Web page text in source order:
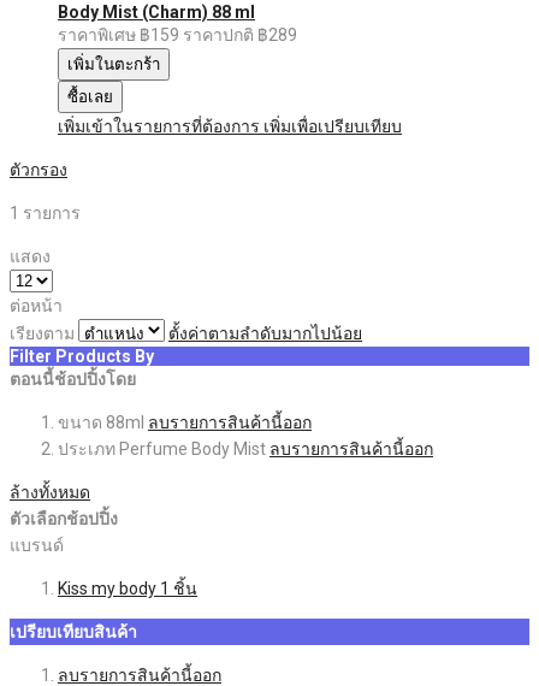
Body Mist (Charm) 88 ml
ราคาพิเศษ ฿159 ราคาปกติ ฿289
เพิ่มในตะกร้า
ซื้อเลย
เพิ่มเข้าในรายการที่ต้องการ เพิ่มเพื่อเปรียบเทียบ
ตัวกรอง
1 รายการ
แสดง
ต่อหน้า
เรียงตาม
ตั้งค่าตามลำดับมากไปน้อย
Filter Products By
ตอนนี้ช้อปปิ้งโดย
ขนาด 88ml ลบรายการสินค้านี้ออก
ประเภทPerfume Body Mist ลบรายการสินค้านี้ออก
ล้างทั้งหมด
ตัวเลือกช้อปปิ้ง
แบรนด์
Kiss my body 1 ชิ้น
เปรียบเทียบสินค้า
ลบรายการสินค้านี้ออก